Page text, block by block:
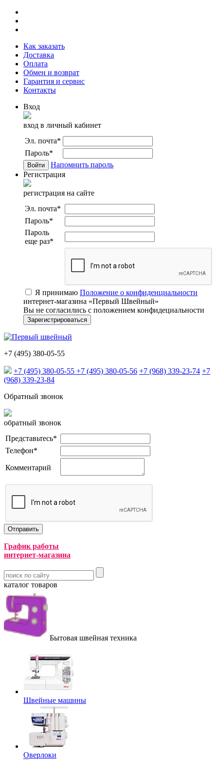
Как заказать
Доставка
Оплата
Обмен и возврат
Гарантия и сервис
Контакты
Вход
вход в личный кабинет
Эл. почта*
Пароль*
Напомнить пароль
Регистрация
регистрация на сайте
Эл. почта*
Пароль*
Пароль
еще раз*
Я принимаю Положение о конфиденциальности
интернет-магазина «Первый Швейный»
Вы не согласились с положением конфидециальности
+7 (495) 380-05-55
+7 (495) 380-05-55 +7 (495) 380-05-56 +7 (968) 339-23-74 +7
(968) 339-23-84
Обратный звонок
обратный звонок
Представьтесь*
Телефон*
Комментарий
График работы
интернет-магазина
каталог товаров
Бытовая швейная техника
Швейные машины
Оверлоки